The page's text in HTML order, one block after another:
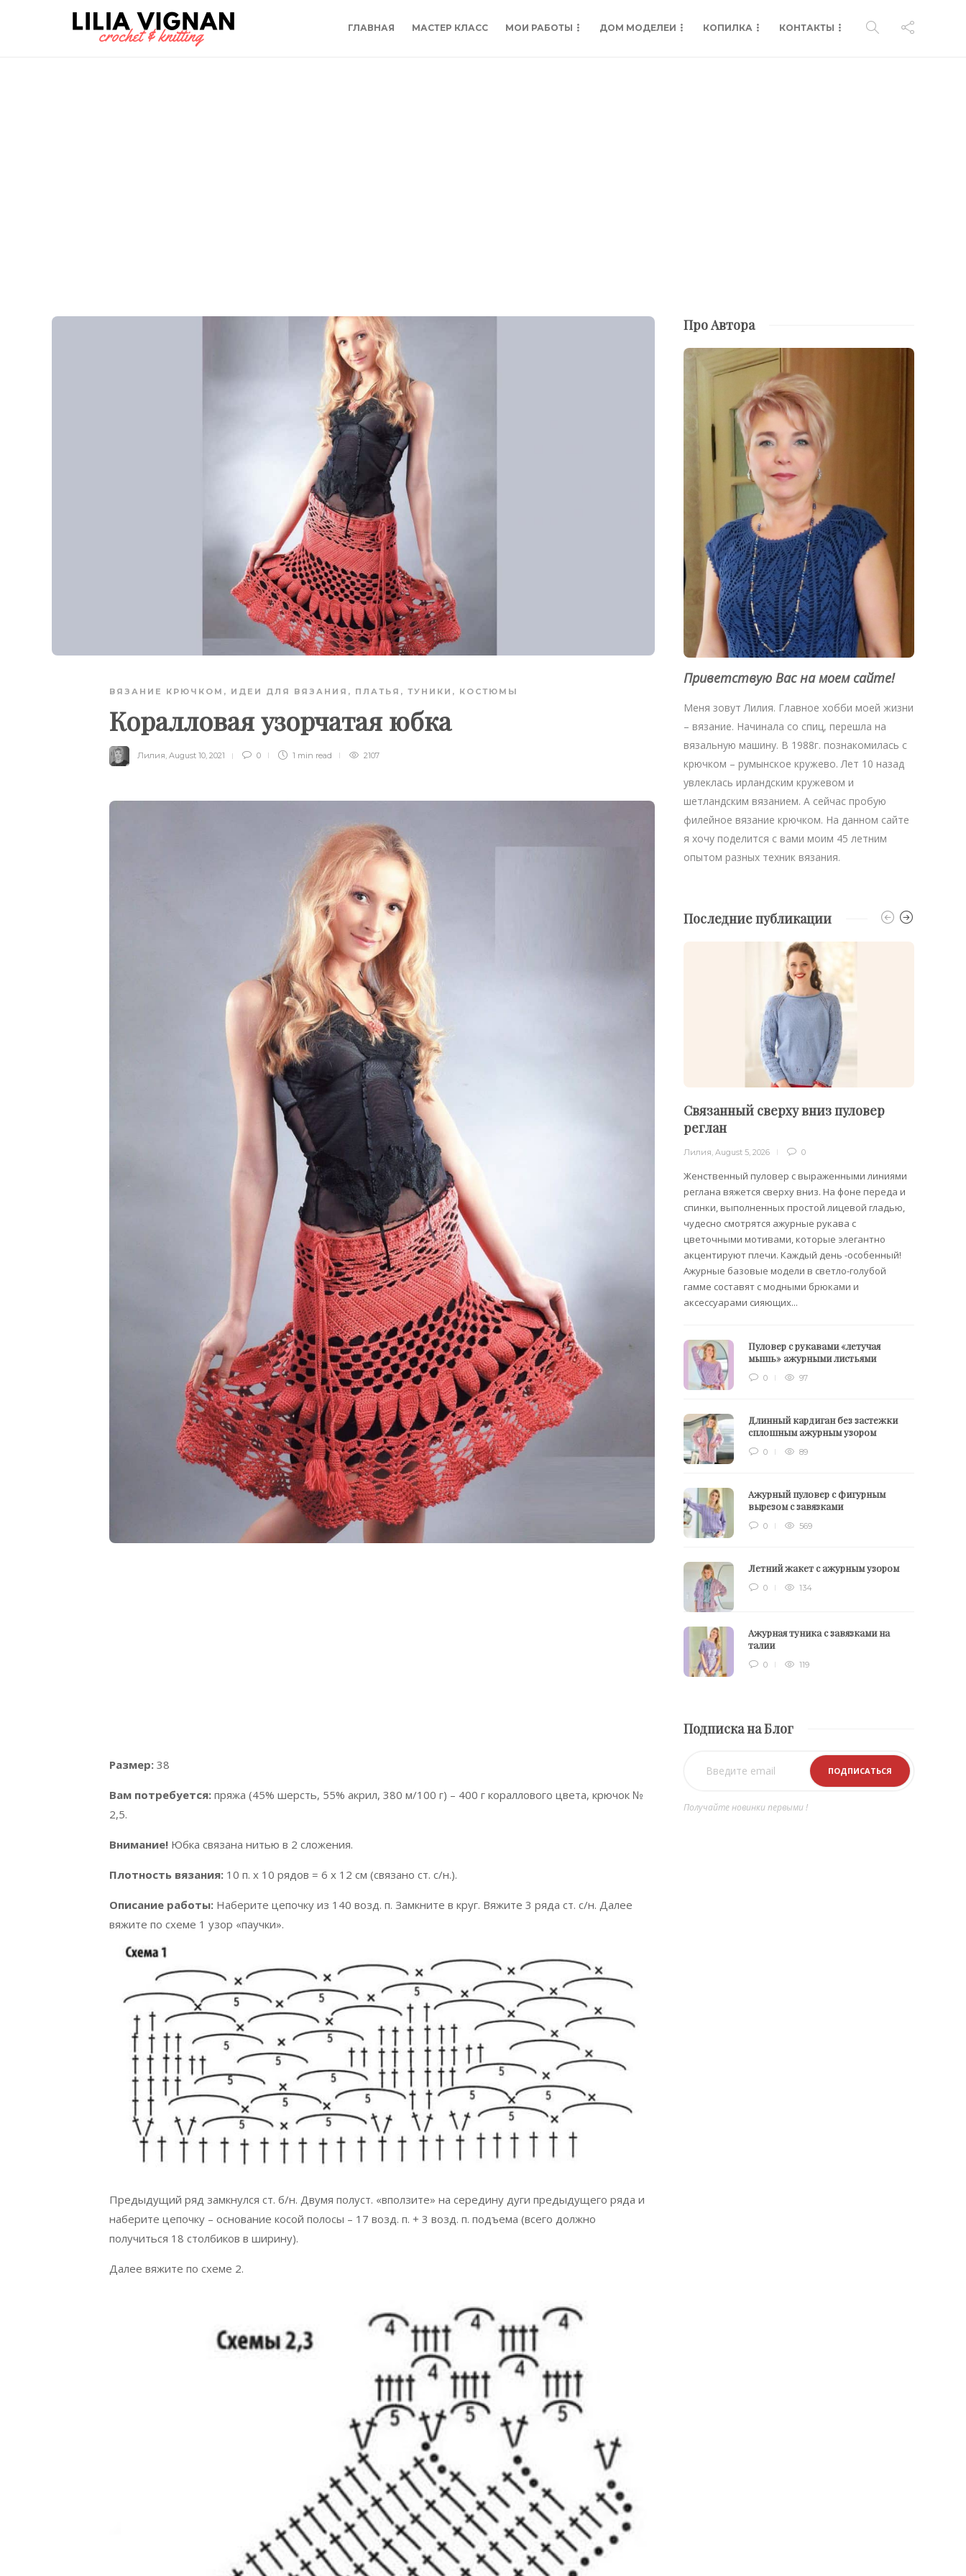
ГЛАВНАЯ МАСТЕР КЛАСС МОИ РАБОТЫ ДОМ МОДЕЛЕИ КОПИЛКА КОНТАКТЫ
ВЯЗАНИЕ КРЮЧКОМ , ИДЕИ ДЛЯ ВЯЗАНИЯ , ПЛАТЬЯ, ТУНИКИ, КОСТЮМЫ
Коралловая узорчатая юбка
Лилия, August 10, 2021 0 1 min read 2107
Размер: 38
Вам потребуется: пряжа (45% шерсть, 55% акрил, 380 м/100 г) – 400 г кораллового цвета, крючок №
2,5.
Внимание! Юбка связана нитью в 2 сложения.
Плотность вязания: 10 п. х 10 рядов = 6 x 12 см (связано ст. с/н.).
Описание работы: Наберите цепочку из 140 возд. п. Замкните в круг. Вяжите 3 ряда ст. с/н. Далее
вяжите по схеме 1 узор «паучки».
Предыдущий ряд замкнулся ст. б/н. Двумя полуст. «вползите» на середину дуги предыдущего ряда и
наберите цепочку – основание косой полосы – 17 возд. п. + 3 возд. п. подъема (всего должно
получиться 18 столбиков в ширину).
Далее вяжите по схеме 2.
Про Автора
Приветствую Вас на моем сайте!
Меня зовут Лилия. Главное хобби моей жизни
– вязание. Начинала со спиц, перешла на
вязальную машину. В 1988г. познакомилась с
крючком – румынское кружево. Лет 10 назад
увлеклась ирландским кружевом и
шетландским вязанием. А сейчас пробую
филейное вязание крючком. На данном сайте
я хочу поделится с вами моим 45 летним
опытом разных техник вязания.
Последние публикации
Связанный сверху вниз пуловер
реглан
Лилия ,August 5, 2026 0
Женственный пуловер с выраженными линиями
реглана вяжется сверху вниз. На фоне переда и
спинки, выполненных простой лицевой гладью,
чудесно смотрятся ажурные рукава с
цветочными мотивами, которые элегантно
акцентируют плечи. Каждый день -особенный!
Ажурные базовые модели в светло-голубой
гамме составят с модными брюками и
аксессуарами сияющих...
Пуловер с рукавами «летучая
мышь» ажурными листьями
0 97
Длинный кардиган без застежки
сплошным ажурным узором
0 89
Ажурный пуловер с фигурным
вырезом с завязками
0 569
Летний жакет с ажурным узором
0 134
Ажурная туника с завязками на
талии
0 119
Подписка на Блог
Получайте новинки первыми !